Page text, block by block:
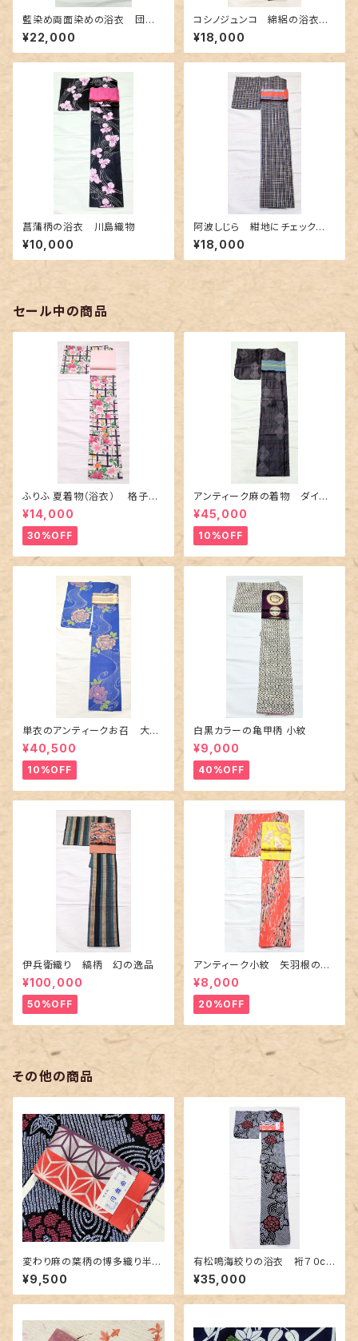
藍染め両面染めの浴衣 団扇
柄✕よろけ縞
¥22,000
コシノジュンコ 綿絽の浴衣
シックな紫色
¥18,000
菖蒲柄の浴衣 川島織物
¥10,000
阿波しじら 紺地にチェック
柄〜赤色とクリーム色〜
¥18,000
セール中の商品
ふりふ 夏着物（浴衣） 格子に
百合や秋草花
¥14,000
30%OFF
アンティーク麻の着物 ダイヤ
に市松柄の上布
¥45,000
10%OFF
単衣のアンティークお召 大輪
の薔薇柄柄
¥40,500
10%OFF
白黒カラーの亀甲柄 小紋
¥9,000
40%OFF
伊兵衛織り 縞柄 幻の逸品
¥100,000
50%OFF
アンティーク小紋 矢羽根の地
紋に短冊柄 裄６６cm
¥8,000
20%OFF
その他の商品
変わり麻の葉柄の博多織り半幅
帯 未使用品
¥9,500
有松鳴海絞りの浴衣 裄７０cm
濃紺地に赤色の牡丹柄
¥35,000